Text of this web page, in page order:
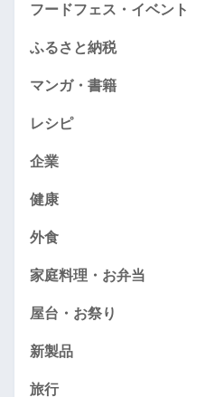
フードフェス・イベント
ふるさと納税
マンガ・書籍
レシピ
企業
健康
外食
家庭料理・お弁当
屋台・お祭り
新製品
旅行